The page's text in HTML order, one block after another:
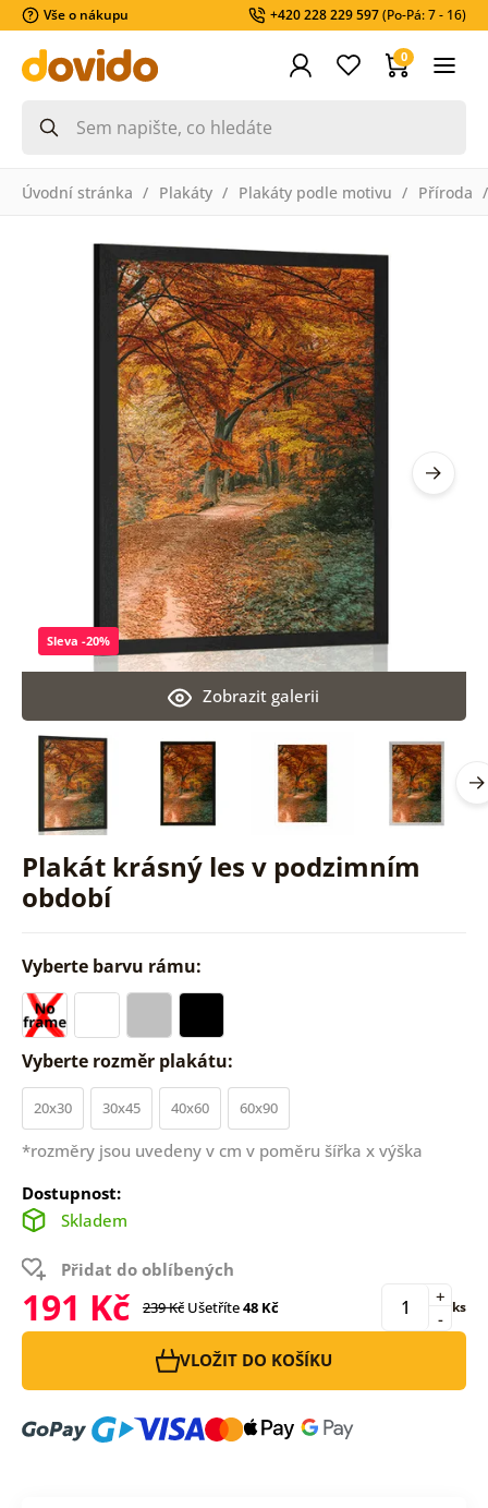
Vše o nákupu +420 228 229 597(Po-Pá: 7 - 16)
0
Úvodní stránka Plakáty Plakáty podle motivu Příroda
Plakát krásný les v podzimním
období
Zobrazit galerii
Sleva -20%
Vyberte barvu rámu:
Vyberte rozměr plakátu:
20x30 30x45 40x60 60x90
*rozměry jsou uvedeny v cm v poměru šířka x výška
Dostupnost:
Skladem
Přidat do oblíbených
191 Kč 239 Kč Ušetříte48 Kč -
+ ks
VLOŽIT DO KOŠÍKU